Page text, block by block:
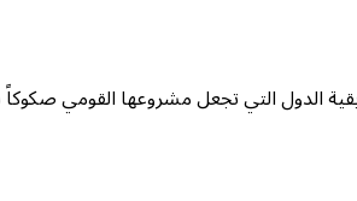
الدول التي تجعل مشروعها القومي